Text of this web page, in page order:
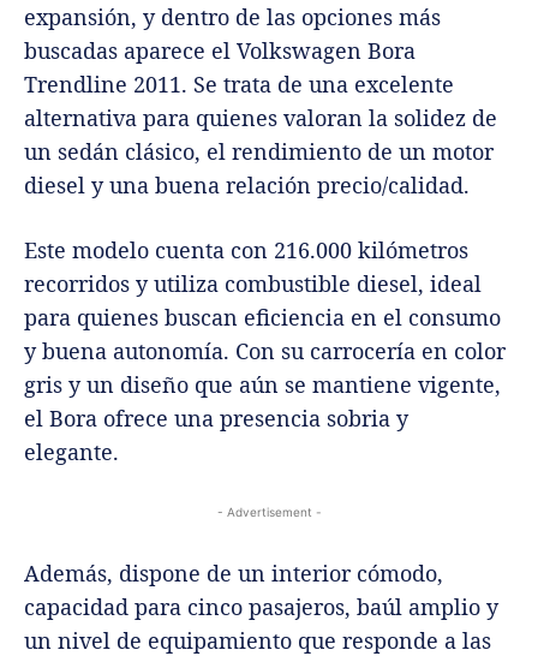
expansión, y dentro de las opciones más
buscadas aparece el Volkswagen Bora
Trendline 2011. Se trata de una excelente
alternativa para quienes valoran la solidez de
un sedán clásico, el rendimiento de un motor
diesel y una buena relación precio/calidad.
Este modelo cuenta con 216.000 kilómetros
recorridos y utiliza combustible diesel, ideal
para quienes buscan eficiencia en el consumo
y buena autonomía. Con su carrocería en color
gris y un diseño que aún se mantiene vigente,
el Bora ofrece una presencia sobria y
elegante.
- Advertisement -
Además, dispone de un interior cómodo,
capacidad para cinco pasajeros, baúl amplio y
un nivel de equipamiento que responde a las